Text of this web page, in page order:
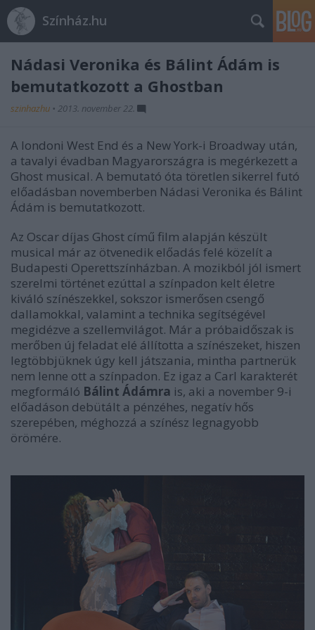
Színház.hu
Nádasi Veronika és Bálint Ádám is
bemutatkozott a Ghostban
szinhazhu • 2013. november 22.
A londoni West End és a New York-i Broadway után,
a tavalyi évadban Magyarországra is megérkezett a
Ghost musical. A bemutató óta töretlen sikerrel futó
előadásban novemberben Nádasi Veronika és Bálint
Ádám is bemutatkozott.
Az Oscar díjas Ghost című film alapján készült
musical már az ötvenedik előadás felé közelít a
Budapesti Operettszínházban. A mozikból jól ismert
szerelmi történet ezúttal a színpadon kelt életre
kiváló színészekkel, sokszor ismerősen csengő
dallamokkal, valamint a technika segítségével
megidézve a szellemvilágot. Már a próbaidőszak is
merőben új feladat elé állította a színészeket, hiszen
legtöbbjüknek úgy kell játszania, mintha partnerük
nem lenne ott a színpadon. Ez igaz a Carl karakterét
megformáló Bálint Ádámra is, aki a november 9-i
előadáson debütált a pénzéhes, negatív hős
szerepében, méghozzá a színész legnagyobb
örömére.